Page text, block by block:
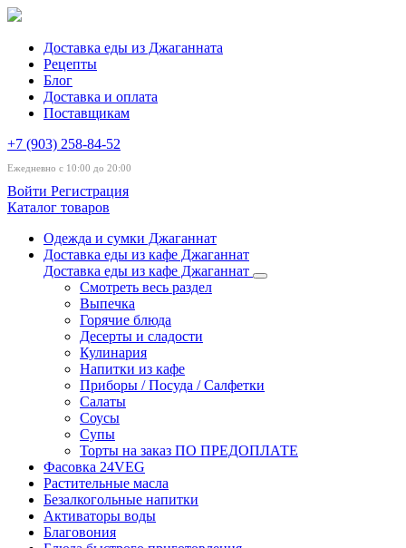
Доставка еды из Джаганната
Рецепты
Блог
Доставка и оплата
Поставщикам
+7 (903) 258-84-52
Ежедневно с 10:00 до 20:00
Войти Регистрация
Каталог товаров
Одежда и сумки Джаганнат
Доставка еды из кафе Джаганнат
Доставка еды из кафе Джаганнат
Смотреть весь раздел
Выпечка
Горячие блюда
Десерты и сладости
Кулинария
Напитки из кафе
Приборы / Посуда / Салфетки
Салаты
Соусы
Супы
Торты на заказ ПО ПРЕДОПЛАТЕ
Фасовка 24VEG
Растительные масла
Безалкогольные напитки
Активаторы воды
Благовония